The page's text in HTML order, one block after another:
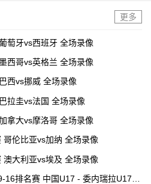
更多
萄牙vs西班牙 全场录像
西哥vs英格兰 全场录像
西vs挪威 全场录像
拉圭vs法国 全场录像
拿大vs摩洛哥 全场录像
伦比亚vs加纳 全场录像
大利亚vs埃及 全场录像
16排名赛 中国U17 - 委内瑞拉U17